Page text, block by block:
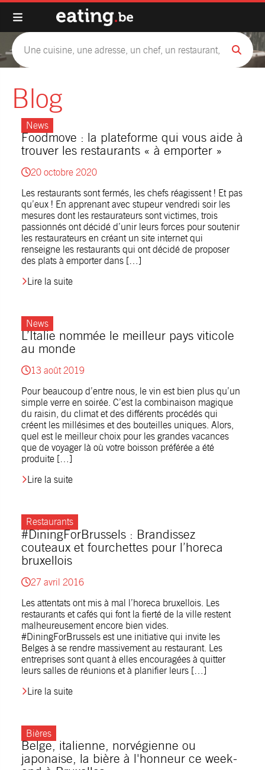
Blog
Foodmove : la plateforme qui vous aide à
trouver les restaurants « à emporter »
News
20 octobre 2020
Les restaurants sont fermés, les chefs réagissent ! Et pas
qu’eux ! En apprenant avec stupeur vendredi soir les
mesures dont les restaurateurs sont victimes, trois
passionnés ont décidé d’unir leurs forces pour soutenir
les restaurateurs en créant un site internet qui
renseigne les restaurants qui ont décidé de proposer
des plats à emporter dans […]
Lire la suite
L’Italie nommée le meilleur pays viticole
au monde
News
13 août 2019
Pour beaucoup d’entre nous, le vin est bien plus qu’un
simple verre en soirée. C’est la combinaison magique
du raisin, du climat et des différents procédés qui
créent les millésimes et des bouteilles uniques. Alors,
quel est le meilleur choix pour les grandes vacances
que de voyager là où votre boisson préférée a été
produite […]
Lire la suite
#DiningForBrussels : Brandissez
couteaux et fourchettes pour l’horeca
bruxellois
Restaurants
27 avril 2016
Les attentats ont mis à mal l’horeca bruxellois. Les
restaurants et cafés qui font la fierté de la ville restent
malheureusement encore bien vides.
#DiningForBrussels est une initiative qui invite les
Belges à se rendre massivement au restaurant. Les
entreprises sont quant à elles encouragées à quitter
leurs salles de réunions et à planifier leurs […]
Lire la suite
Belge, italienne, norvégienne ou
japonaise, la bière à l'honneur ce week-
Bières